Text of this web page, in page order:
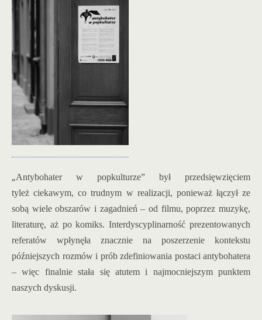
„Antybohater w popkulturze” był przedsięwzięciem
tyleż ciekawym, co trudnym w realizacji, ponieważ łączył ze
sobą wiele obszarów i zagadnień – od filmu, poprzez muzykę,
literaturę, aż po komiks. Interdyscyplinarność prezentowanych
referatów wpłynęła znacznie na poszerzenie kontekstu
późniejszych rozmów i prób zdefiniowania postaci antybohatera
– więc finalnie stała się atutem i najmocniejszym punktem
naszych dyskusji.